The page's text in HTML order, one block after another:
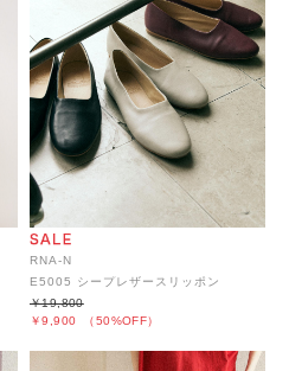
RNA-N
E5005 シープレザースリッポン
￥9,900 （50%OFF）
￥19,800